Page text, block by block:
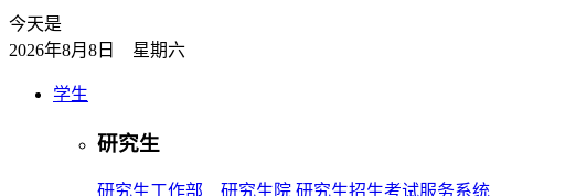
今天是
2026年8月8日 星期六
学生
研究生
研究生工作部 研究生院 研究生招生考试服务系统